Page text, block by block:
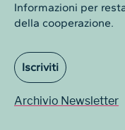
Informazioni per
della cooperazione.
Iscriviti
Archivio Newsletter